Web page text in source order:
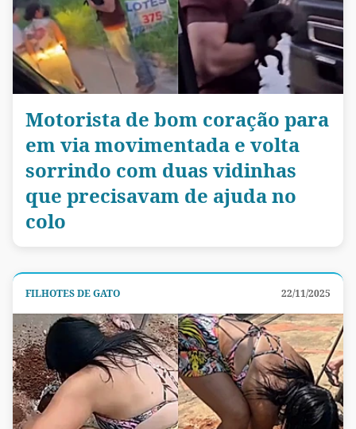
Motorista de bom coração para
em via movimentada e volta
sorrindo com duas vidinhas
que precisavam de ajuda no
colo
FILHOTES DE GATO 22/11/2025